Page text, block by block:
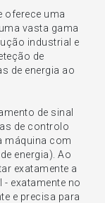
oferece uma
vasta gama
industrial e
de
de energia ao
de sinal
de controlo
máquina com
energia). Ao
exatamente a
exatamente no
e precisa para